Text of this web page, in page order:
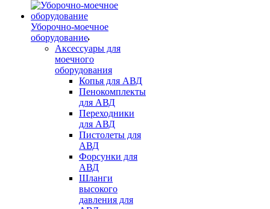
Уборочно-моечное
оборудование
Аксессуары для
моечного
оборудования
Копья для АВД
Пенокомплекты
для АВД
Переходники
для АВД
Пистолеты для
АВД
Форсунки для
АВД
Шланги
высокого
давления для